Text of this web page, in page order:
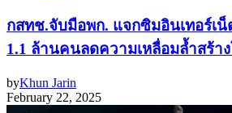
กสทช.จับมือพก. แจกซิมอินเทอร์เ
1.1 ล้านคนลดความเหลื่อมล้ำสร้า
byKhun Jarin
February 22, 2025